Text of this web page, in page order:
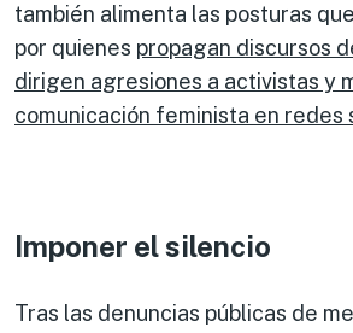
también alimenta las posturas
por quienes propagan discursos
dirigen agresiones a activistas y
comunicación feminista en redes
Imponer el silencio
Tras las denuncias públicas de